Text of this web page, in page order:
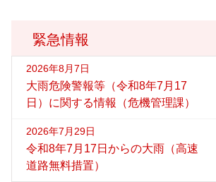
緊急情報
2026年8月7日
大雨危険警報等（令和8年7月17
日）に関する情報（危機管理課）
2026年7月29日
令和8年7月17日からの大雨（高速
道路無料措置）